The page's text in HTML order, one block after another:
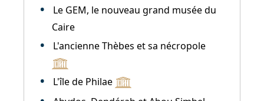
Le GEM, le nouveau grand musée du
Caire
L'ancienne Thèbes et sa nécropole
L'île de Philae